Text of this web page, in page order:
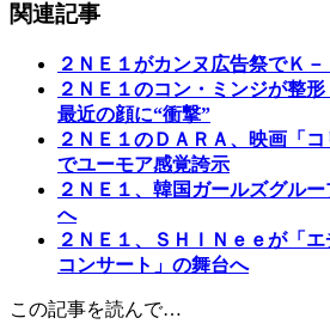
関連記事
２ＮＥ１がカンヌ広告祭でＫ
２ＮＥ１のコン・ミンジが整
最近の顔に“衝撃”
２ＮＥ１のＤＡＲＡ、映画「
でユーモア感覚誇示
２ＮＥ１、韓国ガールズグル
へ
２ＮＥ１、ＳＨＩＮｅｅが「
コンサート」の舞台へ
この記事を読んで…